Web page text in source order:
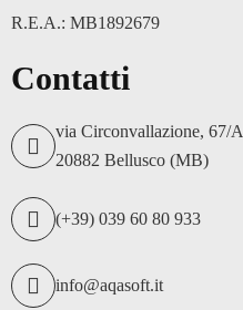
R.E.A.: MB1892679
Contatti
via Circonvallazione, 67/A
20882 Bellusco (MB)
(+39) 039 60 80 933
info@aqasoft.it